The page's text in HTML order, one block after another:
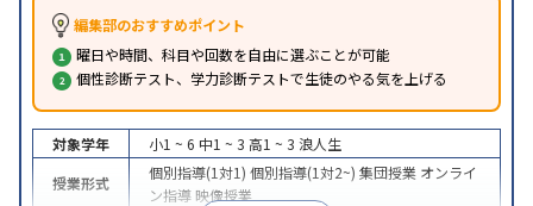
編集部のおすすめポイント
曜日や時間、科目や回数を自由に選ぶことが可能
個性診断テスト、学力診断テストで生徒のやる気を上げる
対象学年 小1 ~ 6 中1 ~ 3 高1 ~ 3 浪人生
授業形式
個別指導(1対1) 個別指導(1対2~) 集団授業 オンライ
ン指導 映像授業